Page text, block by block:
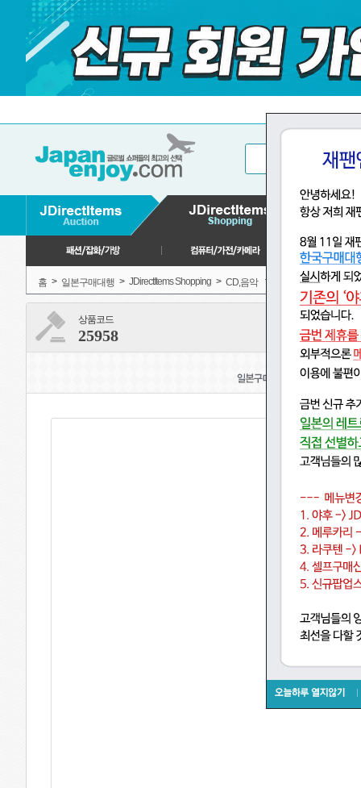
홈 > 일본구매대행 > JDirectItems Shopping > CD,음악 애니메이션, 게임
상품코드
25958